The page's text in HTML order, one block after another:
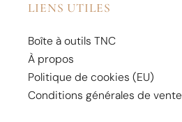
LIENS UTILES
Boîte à outils TNC
À propos
Politique de cookies (EU)
Conditions générales de vente